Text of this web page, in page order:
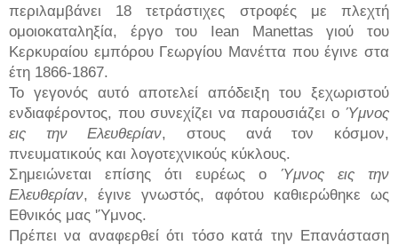
περιλαμβάνει 18 τετράστιχες στροφές με πλεχτή
ομοιοκαταληξία, έργο του Iean Manettas γιού του
Κερκυραίου εμπόρου Γεωργίου Μανέττα που έγινε στα
έτη 1866-1867.
Το γεγονός αυτό αποτελεί απόδειξη του ξεχωριστού
ενδιαφέροντος, που συνεχίζει να παρουσιάζει ο Ύμνος
εις την Ελευθερίαν, στους ανά τον κόσμον,
πνευματικούς και λογοτεχνικούς κύκλους.
Σημειώνεται επίσης ότι ευρέως ο Ύμνος εις την
Ελευθερίαν, έγινε γνωστός, αφότου καθιερώθηκε ως
Εθνικός μας 'Ύμνος.
Πρέπει να αναφερθεί ότι τόσο κατά την Επανάσταση